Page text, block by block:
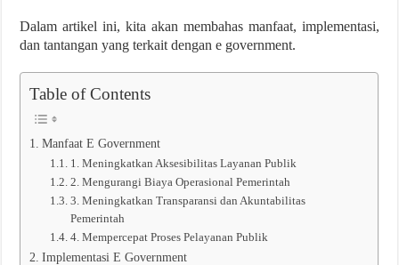
Dalam artikel ini, kita akan membahas manfaat, implementasi,
dan tantangan yang terkait dengan e government.
Table of Contents
Manfaat E Government
1. Meningkatkan Aksesibilitas Layanan Publik
2. Mengurangi Biaya Operasional Pemerintah
3. Meningkatkan Transparansi dan Akuntabilitas
Pemerintah
4. Mempercepat Proses Pelayanan Publik
Implementasi E Government